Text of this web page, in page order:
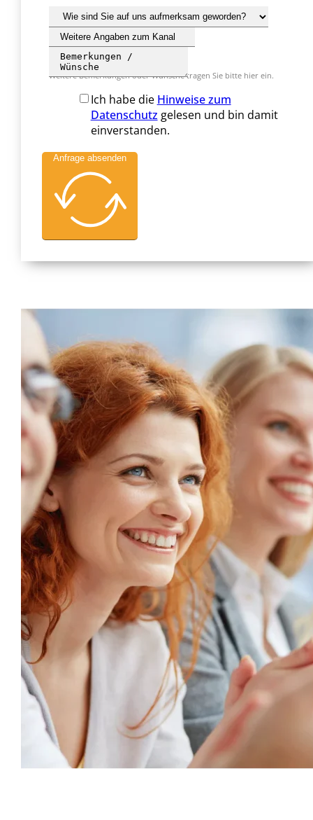
Weitere Bemerkungen oder Wünsche tragen Sie bitte hier ein.
Ich habe die Hinweise zum
Datenschutz gelesen und bin damit
einverstanden.
Anfrage absenden